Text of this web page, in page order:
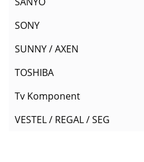
SONY
SUNNY / AXEN
TOSHIBA
Tv Komponent
VESTEL / REGAL / SEG